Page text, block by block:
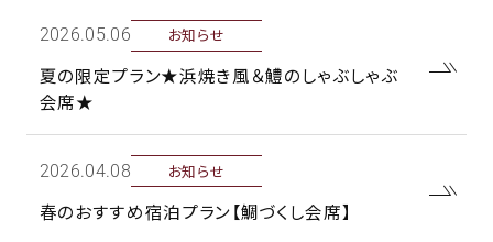
夏の限定プラン★浜焼き風＆鱧のしゃぶしゃぶ
会席★
2026年.06日 お知らせ
春のおすすめ宿泊プラン【鯛づくし会席】
2026年.08日 お知らせ